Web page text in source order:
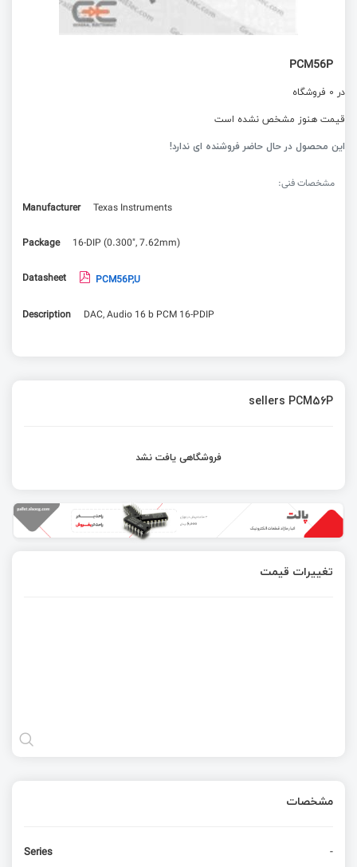
PCM56P
در 0 فروشگاه
قیمت هنوز مشخص نشده است
این محصول در حال حاضر فروشنده ای ندارد!
مشخصات فنی:
Manufacturer
Texas Instruments
Package 16-DIP (0.300", 7.62mm)
Datasheet PCM56P,U
Description DAC, Audio 16 b PCM 16-PDIP
sellers PCM56P
فروشگاهی یافت نشد
تغییرات قیمت
مشخصات
Series -